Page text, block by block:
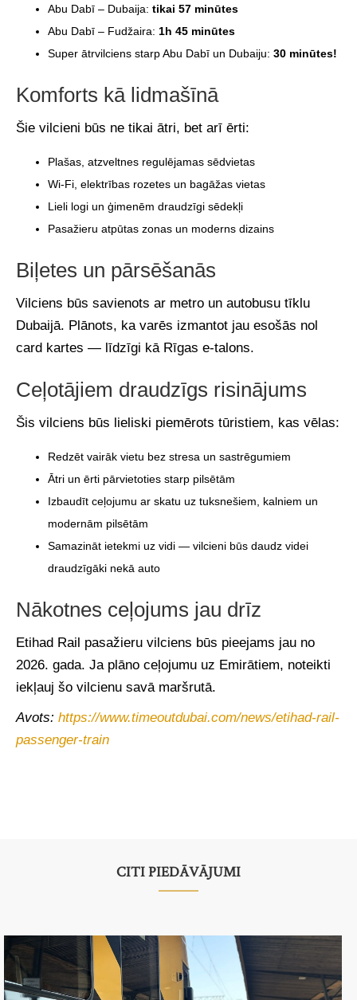
Abu Dabī – Dubaija: tikai 57 minūtes
Abu Dabī – Fudžaira: 1h 45 minūtes
Super ātrvilciens starp Abu Dabī un Dubaiju: 30 minūtes!
Komforts kā lidmašīnā
Šie vilcieni būs ne tikai ātri, bet arī ērti:
Plašas, atzveltnes regulējamas sēdvietas
Wi-Fi, elektrības rozetes un bagāžas vietas
Lieli logi un ģimenēm draudzīgi sēdekļi
Pasažieru atpūtas zonas un moderns dizains
Biļetes un pārsēšanās
Vilciens būs savienots ar metro un autobusu tīklu
Dubaijā. Plānots, ka varēs izmantot jau esošās nol
card kartes — līdzīgi kā Rīgas e-talons.
Ceļotājiem draudzīgs risinājums
Šis vilciens būs lieliski piemērots tūristiem, kas vēlas:
Redzēt vairāk vietu bez stresa un sastrēgumiem
Ātri un ērti pārvietoties starp pilsētām
Izbaudīt ceļojumu ar skatu uz tuksnešiem, kalniem un
modernām pilsētām
Samazināt ietekmi uz vidi — vilcieni būs daudz videi
draudzīgāki nekā auto
Nākotnes ceļojums jau drīz
Etihad Rail pasažieru vilciens būs pieejams jau no
2026. gada. Ja plāno ceļojumu uz Emirātiem, noteikti
iekļauj šo vilcienu savā maršrutā.
Avots: https://www.timeoutdubai.com/news/etihad-rail-
passenger-train
CITI PIEDĀVĀJUMI